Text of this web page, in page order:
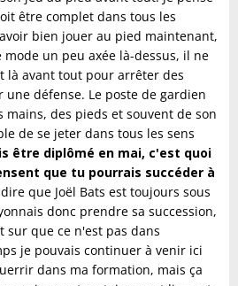
être complet dans tous les
bien jouer au pied maintenant,
un peu axée là-dessus, il ne
là avant tout pour arrêter des
défense. Le poste de gardien
mains, des pieds et souvent de son
de se jeter dans tous les sens
être diplômé en mai, c'est quoi
que tu pourrais succéder à
que Joël Bats est toujours sous
donc prendre sa succession,
sur que ce n'est pas dans
je pouvais continuer à venir ici
dans ma formation, mais ça